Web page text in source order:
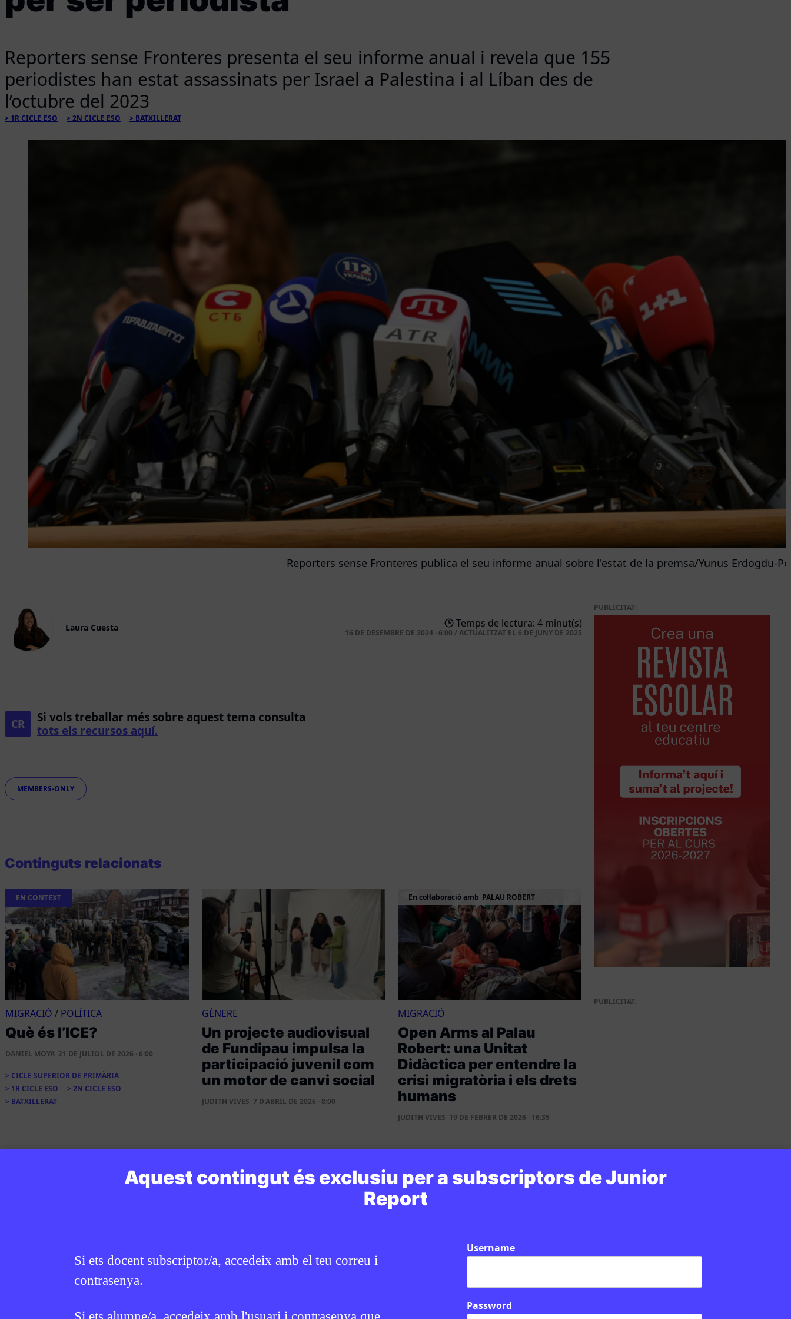
Reporters sense Fronteres presenta el seu informe anual i revela que 155
periodistes han estat assassinats per Israel a Palestina i al Líban des de
l’octubre del 2023
1R CICLE ESO 2N CICLE ESO BATXILLERAT
Reporters sense Fronteres publica el seu informe anual sobre l'estat de la premsa/Yunus Erdogdu-
Laura Cuesta Temps de lectura: 4 minut(s)
16 DE DESEMBRE DE 2024 · 6:00 /ACTUALITZAT EL 6 DE JUNY DE 2025
Aquest contingut és exclusiu per a subscriptors de Junior
Report
Si ets docent subscriptor/a, accedeix amb el teu correu i
contrasenya.
Username
Password
CR
Si vols treballar més sobre aquest tema consulta
tots els recursos aquí.
Etiquetes
MEMBERS-ONLY
Continguts relacionats
EN CONTEXT
MIGRACIÓ / POLÍTICA
Què és l’ICE?
DANIEL MOYA 21 DE JULIOL DE 2026 · 6:00
CICLE SUPERIOR DE PRIMÀRIA
1R CICLE ESO
2N CICLE ESO
BATXILLERAT
GÈNERE
Un projecte audiovisual
de Fundipau impulsa la
participació juvenil com
un motor de canvi social
JUDITH VIVES 7 D'ABRIL DE 2026 · 8:00
En col·laboració amb PALAU ROBERT
MIGRACIÓ
Open Arms al Palau
Robert: una Unitat
Didàctica per entendre la
crisi migratòria i els drets
humans
JUDITH VIVES 19 DE FEBRER DE 2026 · 16:35
PUBLICITAT:
PUBLICITAT: